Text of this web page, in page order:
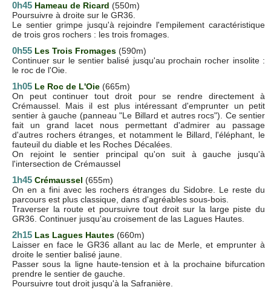
0h45 Hameau de Ricard (550m)
Poursuivre à droite sur le GR36.
Le sentier grimpe jusqu'à rejoindre l'empilement caractéristique
de trois gros rochers : les trois fromages.
0h55 Les Trois Fromages (590m)
Continuer sur le sentier balisé jusqu'au prochain rocher insolite :
le roc de l'Oie.
1h05 Le Roc de L'Oie (665m)
On peut continuer tout droit pour se rendre directement à
Crémaussel. Mais il est plus intéressant d'emprunter un petit
sentier à gauche (panneau "Le Billard et autres rocs"). Ce sentier
fait un grand lacet nous permettant d'admirer au passage
d'autres rochers étranges, et notamment le Billard, l'éléphant, le
fauteuil du diable et les Roches Décalées.
On rejoint le sentier principal qu'on suit à gauche jusqu'à
l'intersection de Crémaussel
1h45 Crémaussel (655m)
On en a fini avec les rochers étranges du Sidobre. Le reste du
parcours est plus classique, dans d'agréables sous-bois.
Traverser la route et poursuivre tout droit sur la large piste du
GR36. Continuer jusqu'au croisement de las Lagues Hautes.
2h15 Las Lagues Hautes (660m)
Laisser en face le GR36 allant au lac de Merle, et emprunter à
droite le sentier balisé jaune.
Passer sous la ligne haute-tension et à la prochaine bifurcation
prendre le sentier de gauche.
Poursuivre tout droit jusqu'à la Safranière.